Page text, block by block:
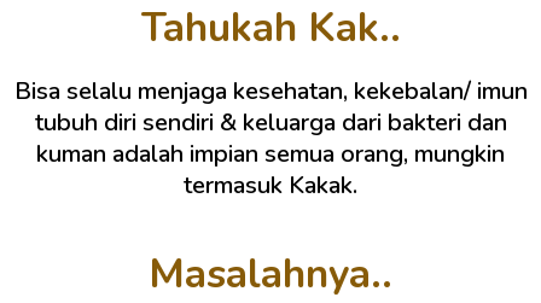
Tahukah Kak..
Bisa selalu menjaga kesehatan, kekebalan/ imun
tubuh diri sendiri & keluarga dari bakteri dan
kuman adalah impian semua orang, mungkin
termasuk Kakak.
Masalahnya..